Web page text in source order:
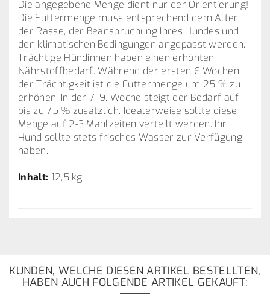
Die angegebene Menge dient nur der Orientierung!
Die Futtermenge muss entsprechend dem Alter,
der Rasse, der Beanspruchung Ihres Hundes und
den klimatischen Bedingungen angepasst werden.
Trächtige Hündinnen haben einen erhöhten
Nährstoffbedarf. Während der ersten 6 Wochen
der Trächtigkeit ist die Futtermenge um 25 % zu
erhöhen. In der 7.-9. Woche steigt der Bedarf auf
bis zu 75 % zusätzlich. Idealerweise sollte diese
Menge auf 2-3 Mahlzeiten verteilt werden. Ihr
Hund sollte stets frisches Wasser zur Verfügung
haben.
Inhalt: 12,5 kg
KUNDEN, WELCHE DIESEN ARTIKEL BESTELLTEN,
HABEN AUCH FOLGENDE ARTIKEL GEKAUFT: